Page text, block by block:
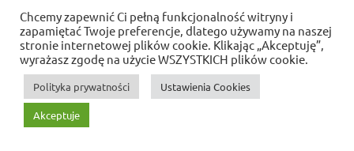
Chcemy zapewnić Ci pełną funkcjonalność witryny i
zapamiętać Twoje preferencje, dlatego używamy na naszej
stronie internetowej plików cookie. Klikając „Akceptuję”,
wyrażasz zgodę na użycie WSZYSTKICH plików cookie.
Polityka prywatności Ustawienia Cookies
Akceptuje